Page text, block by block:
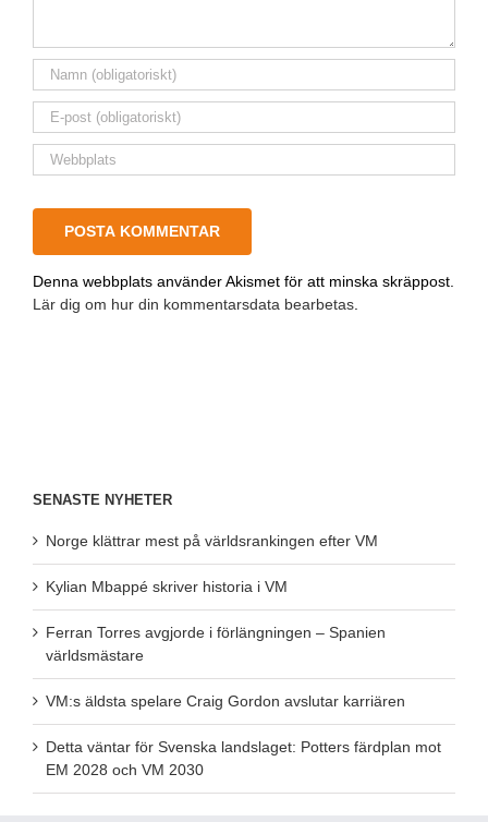
Denna webbplats använder Akismet för att minska skräppost.
Lär dig om hur din kommentarsdata bearbetas.
SENASTE NYHETER
Norge klättrar mest på världsrankingen efter VM
Kylian Mbappé skriver historia i VM
Ferran Torres avgjorde i förlängningen – Spanien
världsmästare
VM:s äldsta spelare Craig Gordon avslutar karriären
Detta väntar för Svenska landslaget: Potters färdplan mot
EM 2028 och VM 2030